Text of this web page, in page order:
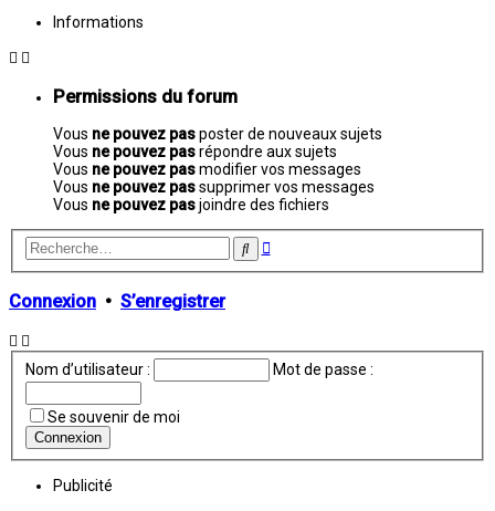
Informations
Permissions du forum
Vous ne pouvez pasposter de nouveaux sujets
Vous ne pouvez pasrépondre aux sujets
Vous ne pouvez pasmodifier vos messages
Vous ne pouvez passupprimer vos messages
Vous ne pouvez pasjoindre des fichiers
Rechercher
Recherche
Connexion • S’enregistrer
Nom d’utilisateur : Mot de passe :
Se souvenir de moi
Publicité